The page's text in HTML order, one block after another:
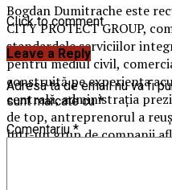
Bogdan Dumitrache este
CITY PROTECT GROUP,
standardele serviciilor
pentru mediul civil,
construită pe experiența
centrală, administrația
de top, antreprenorul a
într-un grup de companii
accelerată, depășind
Click to comment
Leave a Reply
Adresa ta de email nu va fi
sunt marcate cu*
Comentariu*